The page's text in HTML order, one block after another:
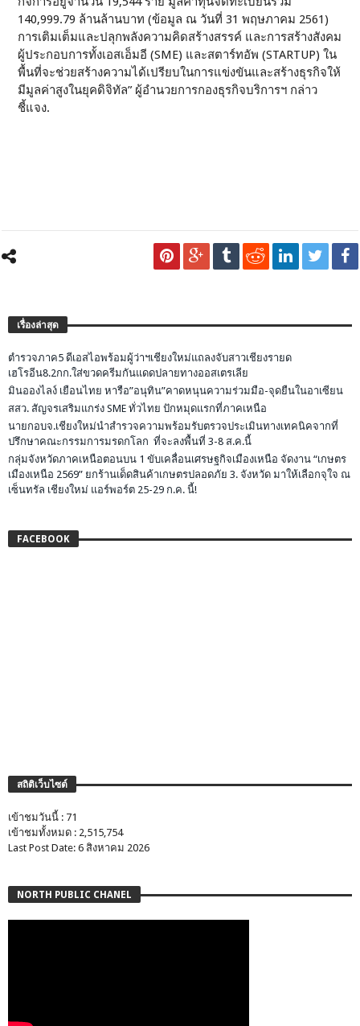
140,999.79 ล้านล้านบาท (ข้อมูล ณ วันที่ 31 พฤษภาคม 2561)
การเติมเต็มและปลุกพลังความคิดสร้างสรรค์ และการสร้างสังคม
ผู้ประกอบการทั้งเอสเอ็มอี (SME) และสตาร์ทอัพ (STARTUP) ใน
พื้นที่จะช่วยสร้างความได้เปรียบในการแข่งขันและสร้างธุรกิจให้
มีมูลค่าสูงในยุคดิจิทัล” ผู้อำนวยการกองธุรกิจบริการฯ กล่าว
ชี้แจง.
เรื่องล่าสุด
ตำรวจภาค5 ดีเอสไอพร้อมผู้ว่าฯเชียงใหม่แถลงจับสาวเชียงรายด
เฮโรอีน8.2กก.ใส่ขวดครีมกันแดดปลายทางออสเตรเลีย
มินอองไลง์ เยือนไทย หารือ”อนุทิน”คาดหนุนความร่วมมือ-จุดยืนในอาเซียน
สสว. สัญจรเสริมแกร่ง SME ทั่วไทย ปักหมุดแรกที่ภาคเหนือ
นายกอบจ.เชียงใหม่นำสำรวจความพร้อมรับตรวจประเมินทางเทคนิคจากที่
ปรึกษาคณะกรรมการมรดกโลก ที่จะลงพื้นที่ 3-8 ส.ค.นี้
กลุ่มจังหวัดภาคเหนือตอนบน 1 ขับเคลื่อนเศรษฐกิจเมืองเหนือ จัดงาน “เกษตร
เมืองเหนือ 2569” ยกร้านเด็ดสินค้าเกษตรปลอดภัย 3. จังหวัด มาให้เลือกจุใจ ณ
เซ็นทรัล เชียงใหม่ แอร์พอร์ต 25-29 ก.ค. นี้!
FACEBOOK
สถิติเว็บไซต์
เข้าชมวันนี้ : 71
เข้าชมทั้งหมด : 2,515,754
Last Post Date: 6 สิงหาคม 2026
NORTH PUBLIC CHANEL